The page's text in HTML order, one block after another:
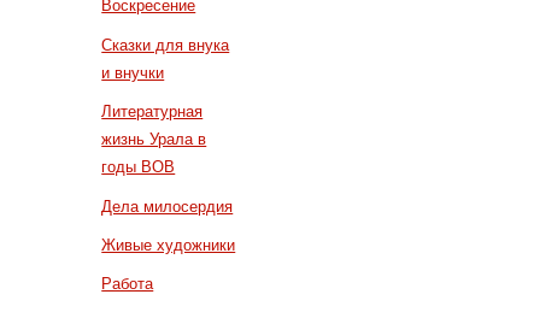
Воскресение
Сказки для внука
и внучки
Литературная
жизнь Урала в
годы ВОВ
Дела милосердия
Живые художники
Работа